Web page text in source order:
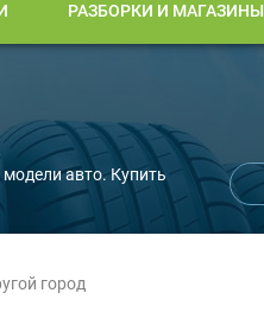
РАЗБОРКИ И МАГАЗИНЫ
авто. Купить
город